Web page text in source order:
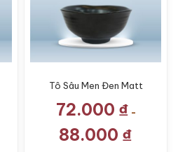
Tô Sâu Men Đen Matt
72.000 ₫ -
88.000 ₫